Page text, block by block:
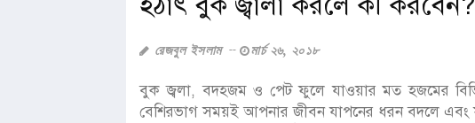
রেজবুল ইসলাম মার্চ ২৬, ২০১৮
বুক জ্বলা, বদহজম ও পেট ফুলে যাওয়ার মত হজমের
বেশিরভাগ সময়ই আপনার জীবন যাপনের ধরন বদলে এবং